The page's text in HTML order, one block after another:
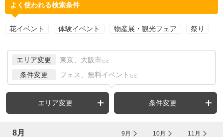
よく使われる検索条件
花イベント 体験イベント 物産展・観光フェア 祭り
エリア変更 東京、大阪市 など
条件変更 フェス、無料イベント など
エリア変更 条件変更
8月 9月 10月 11月